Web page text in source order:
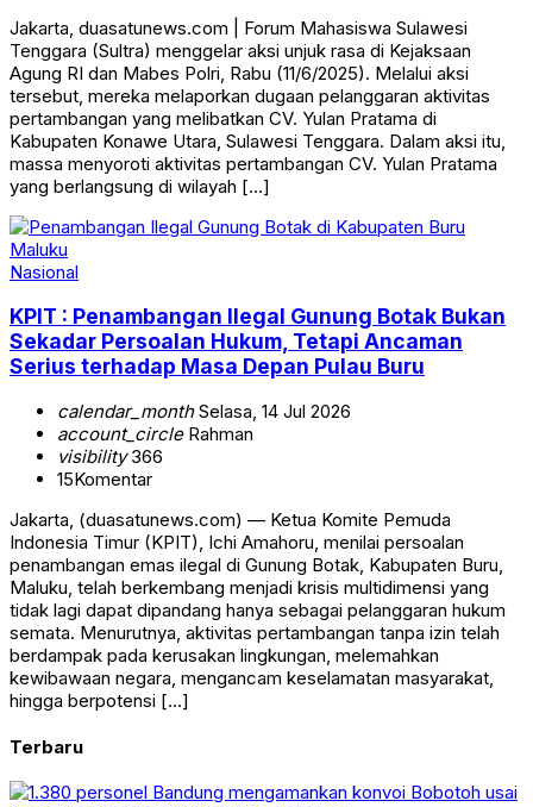
Jakarta, duasatunews.com | Forum Mahasiswa Sulawesi
Tenggara (Sultra) menggelar aksi unjuk rasa di Kejaksaan
Agung RI dan Mabes Polri, Rabu (11/6/2025). Melalui aksi
tersebut, mereka melaporkan dugaan pelanggaran aktivitas
pertambangan yang melibatkan CV. Yulan Pratama di
Kabupaten Konawe Utara, Sulawesi Tenggara. Dalam aksi itu,
massa menyoroti aktivitas pertambangan CV. Yulan Pratama
yang berlangsung di wilayah […]
Nasional
KPIT : Penambangan Ilegal Gunung Botak Bukan
Sekadar Persoalan Hukum, Tetapi Ancaman
Serius terhadap Masa Depan Pulau Buru
calendar_monthSelasa, 14 Jul 2026
account_circleRahman
visibility366
15Komentar
Jakarta, (duasatunews.com) — Ketua Komite Pemuda
Indonesia Timur (KPIT), Ichi Amahoru, menilai persoalan
penambangan emas ilegal di Gunung Botak, Kabupaten Buru,
Maluku, telah berkembang menjadi krisis multidimensi yang
tidak lagi dapat dipandang hanya sebagai pelanggaran hukum
semata. Menurutnya, aktivitas pertambangan tanpa izin telah
berdampak pada kerusakan lingkungan, melemahkan
kewibawaan negara, mengancam keselamatan masyarakat,
hingga berpotensi […]
Terbaru